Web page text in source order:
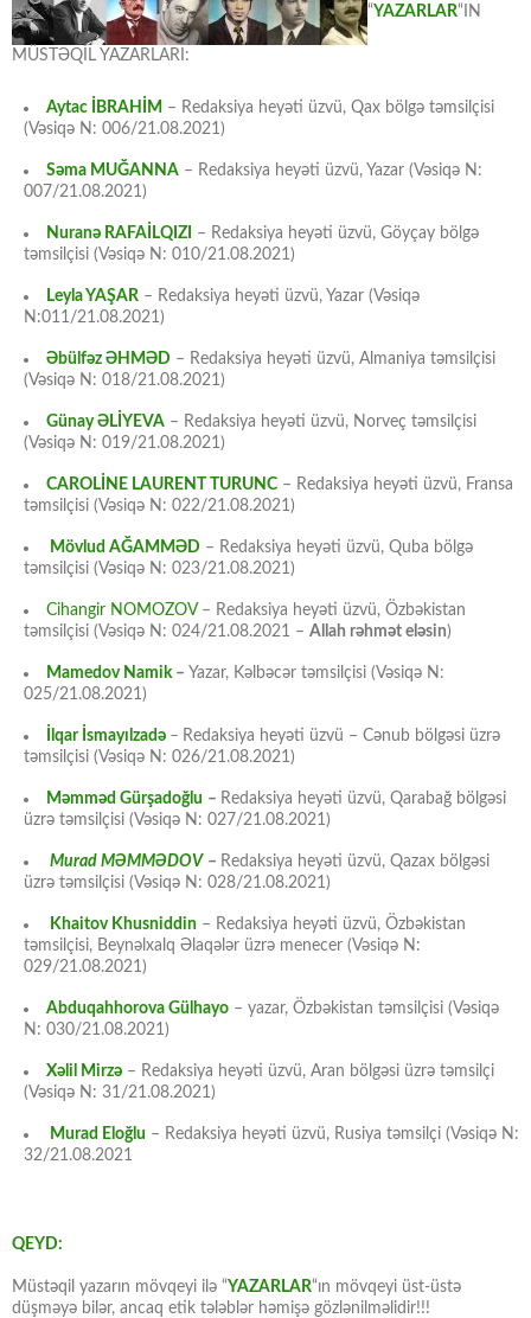
“YAZARLAR“IN
MÜSTƏQİL YAZARLARI:
Aytac İBRAHİM – Redaksiya heyəti üzvü, Qax bölgə təmsilçisi
(Vəsiqə N: 006/21.08.2021)
Səma MUĞANNA – Redaksiya heyəti üzvü, Yazar (Vəsiqə N:
007/21.08.2021)
Nuranə RAFAİLQIZI
– Redaksiya heyəti üzvü, Göyçay bölgə
təmsilçisi (Vəsiqə N: 010/21.08.2021)
Leyla YAŞAR – Redaksiya heyəti üzvü, Yazar (Vəsiqə
N:011/21.08.2021)
Əbülfəz ƏHMƏD – Redaksiya heyəti üzvü, Almaniya təmsilçisi
(Vəsiqə N: 018/21.08.2021)
Günay ƏLİYEVA – Redaksiya heyəti üzvü, Norveç təmsilçisi
(Vəsiqə N: 019/21.08.2021)
CAROLİNE LAURENT TURUNC – Redaksiya heyəti üzvü, Fransa
təmsilçisi (Vəsiqə N: 022/21.08.2021)
Mövlud AĞAMMƏD – Redaksiya heyəti üzvü, Quba bölgə
təmsilçisi (Vəsiqə N: 023/21.08.2021)
Cihangir NOMOZOV– Redaksiya heyəti üzvü, Özbəkistan
təmsilçisi (Vəsiqə N: 024/21.08.2021 – Allah rəhmət eləsin)
Mamedov Namik – Yazar, Kəlbəcər təmsilçisi (Vəsiqə N:
025/21.08.2021)
İlqar İsmayılzadə – Redaksiya heyəti üzvü – Cənub bölgəsi üzrə
təmsilçisi (Vəsiqə N: 026/21.08.2021)
Məmməd Gürşadoğlu – Redaksiya heyəti üzvü, Qarabağ bölgəsi
üzrə təmsilçisi (Vəsiqə N: 027/21.08.2021)
Murad MƏMMƏDOV – Redaksiya heyəti üzvü, Qazax bölgəsi
üzrə təmsilçisi (Vəsiqə N: 028/21.08.2021)
Khaitov Khusniddin – Redaksiya heyəti üzvü, Özbəkistan
təmsilçisi, Beynəlxalq Əlaqələr üzrə menecer (Vəsiqə N:
029/21.08.2021)
Abduqahhorova Gülhayo – yazar, Özbəkistan təmsilçisi (Vəsiqə
N: 030/21.08.2021)
Xəlil Mirzə – Redaksiya heyəti üzvü, Aran bölgəsi üzrə təmsilçi
(Vəsiqə N: 31/21.08.2021)
Murad Eloğlu – Redaksiya heyəti üzvü, Rusiya təmsilçi (Vəsiqə N:
32/21.08.2021
QEYD:
Müstəqil yazarın mövqeyi ilə “YAZARLAR“ın mövqeyi üst-üstə
düşməyə bilər, ancaq etik tələblər həmişə gözlənilməlidir!!!